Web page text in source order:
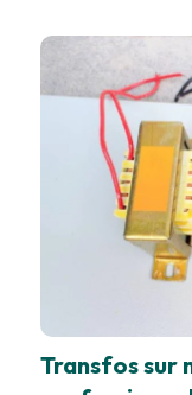
Transfos sur